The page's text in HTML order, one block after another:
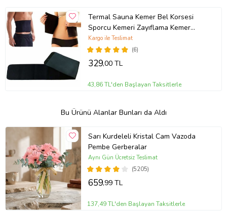
Termal Sauna Kemer Bel Korsesi
Sporcu Kemeri Zayıflama Kemer
Termal Sauna Kemer Neopren Bel
Korse
(6)
Kargo ile Teslimat
329,00 TL
43,86 TL'den Başlayan Taksitlerle
Bu Ürünü Alanlar Bunları da Aldı
Sarı Kurdeleli Kristal Cam Vazoda
Pembe Gerberalar
(5205)
Aynı Gün Ücretsiz Teslimat
659,99 TL
137,49 TL'den Başlayan Taksitlerle